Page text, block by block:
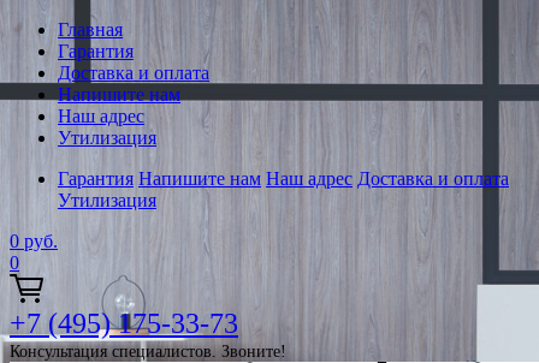
Главная
Гарантия
Доставка и оплата
Напишите нам
Наш адрес
Утилизация
Гарантия Напишите нам Наш адрес Доставка и оплата
Утилизация
0 руб.
0
+7 (495) 175-33-73
Консультация специалистов. Звоните!